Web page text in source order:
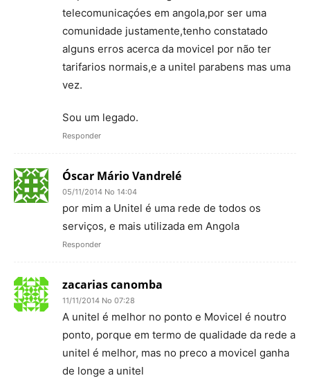
telecomunicaçóes em angola,por ser uma
comunidade justamente,tenho constatado
alguns erros acerca da movicel por não ter
tarifarios normais,e a unitel parabens mas uma
vez.
Sou um legado.
Responder
Óscar Mário Vandrelé
05/11/2014 No 14:04
por mim a Unitel é uma rede de todos os
serviços, e mais utilizada em Angola
Responder
zacarias canomba
11/11/2014 No 07:28
A unitel é melhor no ponto e Movicel é noutro
ponto, porque em termo de qualidade da rede a
unitel é melhor, mas no preco a movicel ganha
de longe a unitel